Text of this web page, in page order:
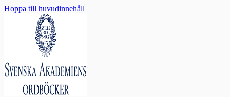
Hoppa till huvudinnehåll